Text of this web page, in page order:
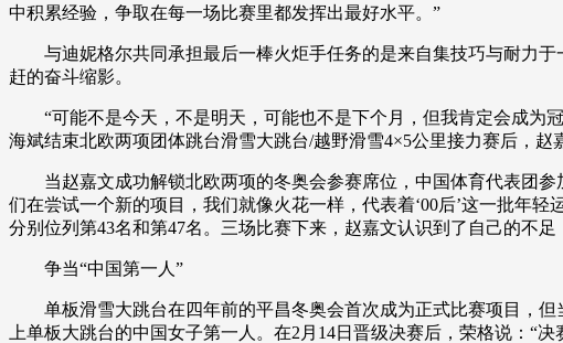
中积累经验，争取在每一场比赛里都发挥出最好水平。”
与迪妮格尔共同承担最后一棒火炬手任务的是来自集技巧与耐力于
赶的奋斗缩影。
“可能不是今天，不是明天，可能也不是下个月，但我肯定会成为冠
海斌结束北欧两项团体跳台滑雪大跳台/越野滑雪4×5公里接力赛后，赵
当赵嘉文成功解锁北欧两项的冬奥会参赛席位，中国体育代表团参
们在尝试一个新的项目，我们就像火花一样，代表着‘00后’这一批年
分别位列第43名和第47名。三场比赛下来，赵嘉文认识到了自己的不
争当“中国第一人”
单板滑雪大跳台在四年前的平昌冬奥会首次成为正式比赛项目，但
上单板大跳台的中国女子第一人。在2月14日晋级决赛后，荣格说：“